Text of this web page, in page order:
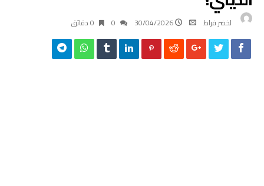
لخضر فراط 30/04/2026 0 ‫دقائق‬